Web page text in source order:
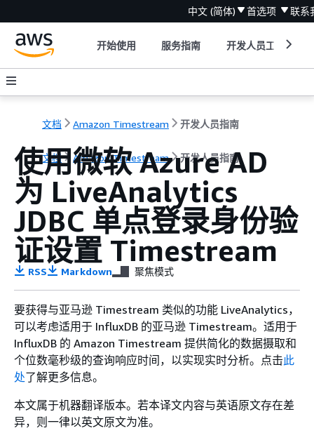
中文 (简体) 首选项 联系
开始使用 服务指南 开发人员工具
文档 Amazon Timestream 开发人员指南
文档 Amazon Timestream 开发人员指南
使用微软 Azure AD
为 LiveAnalytics
JDBC 单点登录身份验
证设置 Timestream
RSS Markdown 聚焦模式
要获得与亚马逊 Timestream 类似的功能 LiveAnalytics，
可以考虑适用于 InfluxDB 的亚马逊 Timestream。适用于
InfluxDB 的 Amazon Timestream 提供简化的数据摄取和
个位数毫秒级的查询响应时间，以实现实时分析。点击此
处了解更多信息。
本文属于机器翻译版本。若本译文内容与英语原文存在差
异，则一律以英文原文为准。